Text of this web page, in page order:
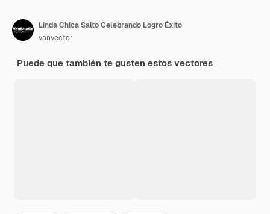
Linda Chica Salto Celebrando Logro Éxito
vanvector
Puede que también te gusten estos vectores